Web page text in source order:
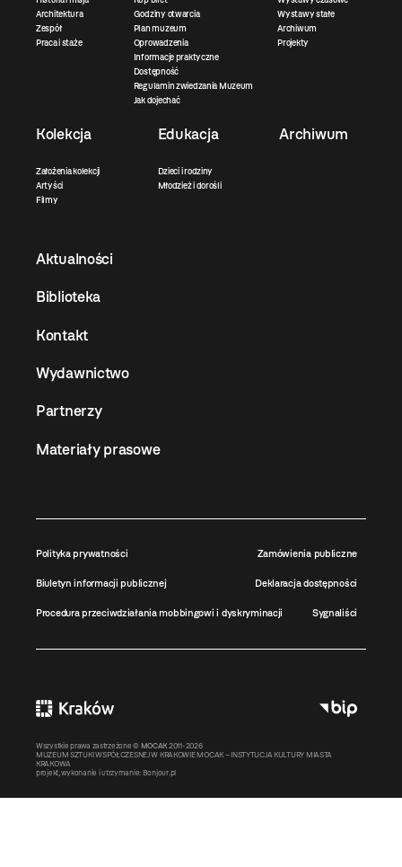
Architektura
Zespół
Praca i staże
Godziny otwarcia
Plan muzeum
Oprowadzenia
Informacje praktyczne
Dostępność
Regulamin zwiedzania Muzeum
Jak dojechać
Wystawy stałe
Archiwum
Projekty
Kolekcja
Założenia kolekcji
Artyści
Filmy
Edukacja
Dzieci i rodziny
Młodzież i dorośli
Archiwum
Aktualności
Biblioteka
Kontakt
Wydawnictwo
Partnerzy
Materiały prasowe
Polityka prywatności Zamówienia publiczne
Biuletyn informacji publicznej Deklaracja dostępności
Procedura przeciwdziałania mobbingowi i dyskryminacji Sygnaliści
Wszystkie prawa zastrzeżone © MOCAK 2011-2026
MUZEUM SZTUKI WSPÓŁCZESNEJ W KRAKOWIE MOCAK – INSTYTUCJA KULTURY MIASTA
KRAKOWA
projekt, wykonanie i utrzymanie: Bonjour.pl